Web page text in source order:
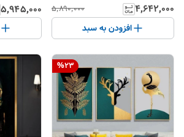
۴٬۶۴۲٬۰۰۰ ۵٬۸۹۰٬۰۰۰
افزودن به سبد
۵٬۹۴۵٬۰۰۰
%23